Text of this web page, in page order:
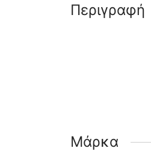
Περιγραφή
Μάρκα